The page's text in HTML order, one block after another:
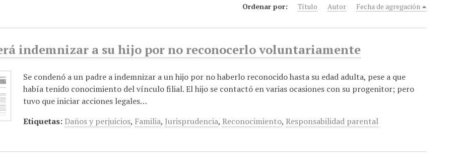
Ordenar por: Título Autor Fecha de agregación
indemnizar a su hijo por no reconocerlo voluntariamente
Se condenó a un padre a indemnizar a un hijo por no haberlo reconocido hasta su edad adulta, pese a que
había tenido conocimiento del vínculo filial. El hijo se contactó en varias ocasiones con su progenitor; pero
tuvo que iniciar acciones legales…
Etiquetas: Daños y perjuicios, Familia, Jurisprudencia, Reconocimiento, Responsabilidad parental